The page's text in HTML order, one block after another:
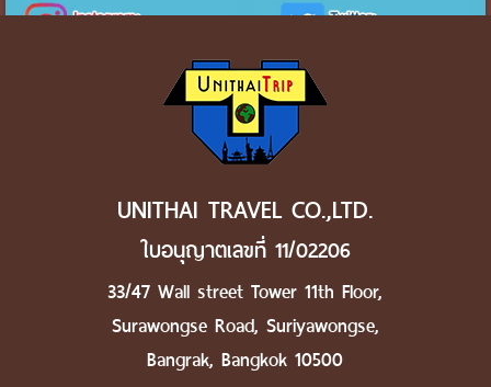
UNITHAI TRAVEL CO.,LTD.
ใบอนุญาตเลขที่ 11/02206
33/47 Wall street Tower 11th Floor,
Surawongse Road, Suriyawongse,
Bangrak, Bangkok 10500